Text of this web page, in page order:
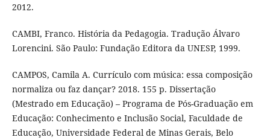
2012.
CAMBI, Franco. História da Pedagogia. Tradução Álvaro
Lorencini. São Paulo: Fundação Editora da UNESP, 1999.
CAMPOS, Camila A. Currículo com música: essa composição
normaliza ou faz dançar? 2018. 155 p. Dissertação
(Mestrado em Educação) – Programa de Pós-Graduação em
Educação: Conhecimento e Inclusão Social, Faculdade de
Educação, Universidade Federal de Minas Gerais, Belo